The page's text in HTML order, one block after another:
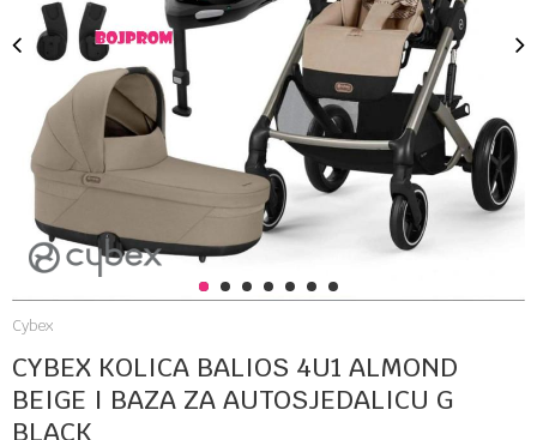
1 2 3 4 5 6 7
Cybex
CYBEX KOLICA BALIOS 4U1 ALMOND
BEIGE I BAZA ZA AUTOSJEDALICU G
BLACK